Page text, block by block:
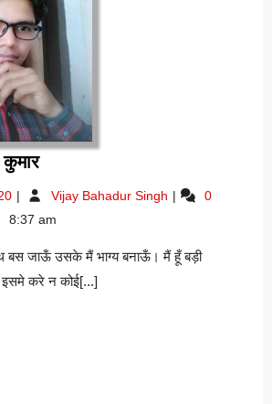
कलम-
कुमार
July
2020
Vijay Bahadur Singh कलम-
0
8:37 am
बस जाऊँ उसके मैं भाग्य बनाऊँ। मैं हूँ बड़ी
करे न कोई[...]